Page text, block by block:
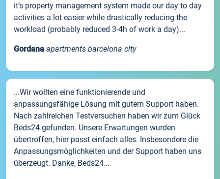
it’s property management system made our day to day
activities a lot easier while drastically reducing the
workload (probably reduced 3-4h of work a day)...
Gordana apartments barcelona city
...Wir wollten eine funktionierende und
anpassungsfähige Lösung mit gutem Support haben.
Nach zahlreichen Testversuchen haben wir zum Glück
Beds24 gefunden. Unsere Erwartungen wurden
übertroffen, hier passt einfach alles. Insbesondere die
Anpassungsmöglichkeiten und der Support haben uns
überzeugt. Danke, Beds24...